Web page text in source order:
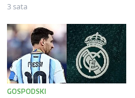
3 sata
GOSPODSKI